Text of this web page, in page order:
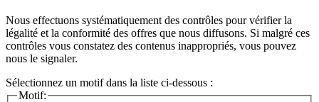
Nous effectuons systématiquement des contrôles pour vérifier la
légalité et la conformité des offres que nous diffusons. Si malgré ces
contrôles vous constatez des contenus inappropriés, vous pouvez
nous le signaler.
Sélectionnez un motif dans la liste ci-dessous :
Motif: